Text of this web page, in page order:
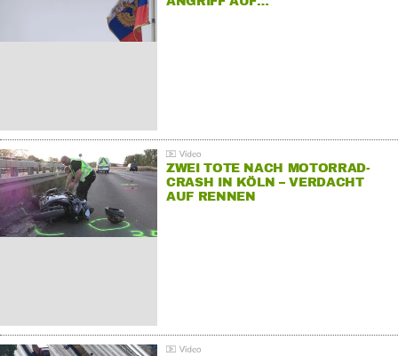
ZWEI TOTE NACH MOTORRAD-
CRASH IN KÖLN – VERDACHT
AUF RENNEN